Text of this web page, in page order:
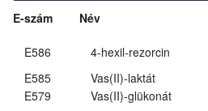
E-szám Név
E586
4-hexil-rezorcin
E585
Vas(II)-laktát
E579
Vas(II)-glükonát